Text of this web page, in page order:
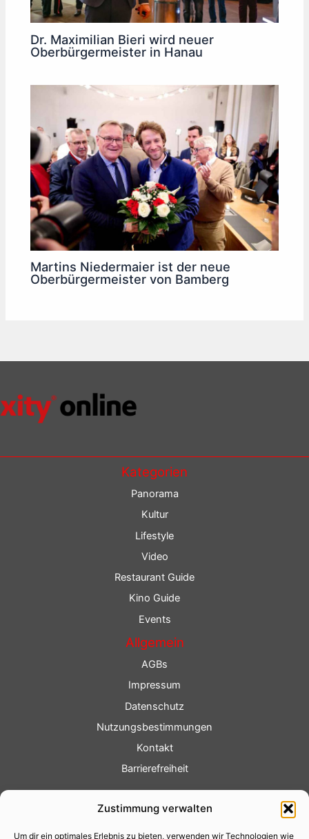
Zustimmung verwalten
Um dir ein optimales Erlebnis zu bieten, verwenden wir Technologien wie
Dr. Maximilian Bieri wird neuer
Oberbürgermeister in Hanau
Martins Niedermaier ist der neue
Oberbürgermeister von Bamberg
Kategorien
Panorama
Kultur
Lifestyle
Video
Restaurant Guide
Kino Guide
Events
Allgemein
AGBs
Impressum
Datenschutz
Nutzungsbestimmungen
Kontakt
Barrierefreiheit
Fotoservice